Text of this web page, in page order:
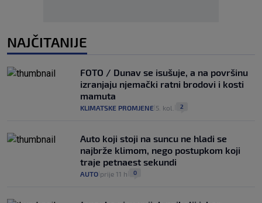
NAJČITANIJE
FOTO / Dunav se isušuje, a na površinu
izranjaju njemački ratni brodovi i kosti
mamuta
KLIMATSKE PROMJENE 5. kol. 2
Auto koji stoji na suncu ne hladi se
najbrže klimom, nego postupkom koji
traje petnaest sekundi
AUTO prije 11 h 0